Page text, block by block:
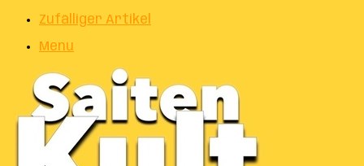
Zufälliger Artikel
Menu